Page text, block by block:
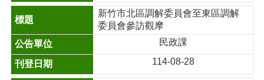
新竹市北區調解委員會至東區調解
委員會參訪觀摩
民政課
114-08-28